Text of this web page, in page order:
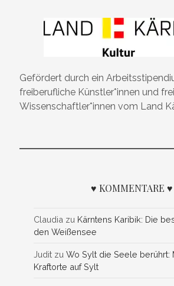
Gefördert durch ein
freiberufliche Künstler*innen und
Wissenschaftler*innen vom Land
♥ KOMMENTARE ♥
Claudia zu Kärntens Karibik: Die
den Weißensee
Judit zuWo Sylt die Seele berührt:
Kraftorte auf Sylt